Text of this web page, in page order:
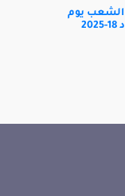
الشعب يوم